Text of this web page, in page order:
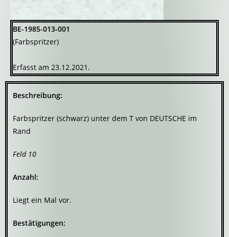
BE-1985-013-001
(Farbspritzer)
Erfasst am 23.12.2021.
Beschreibung:
Farbspritzer (schwarz) unter dem T von DEUTSCHE im
Rand
Feld 10
Anzahl:
Liegt ein Mal vor.
Bestätigungen: